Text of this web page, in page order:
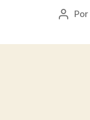
Autor
Por